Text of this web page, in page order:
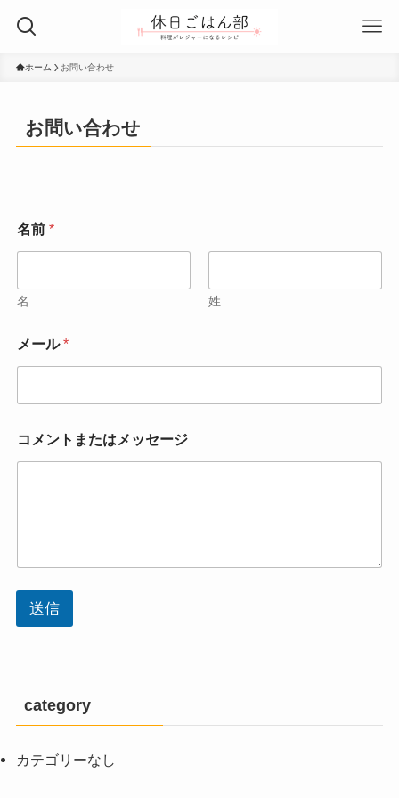
ホーム お問い合わせ
お問い合わせ
名前 *
名 姓
メール*
コメントまたはメッセージ
送信
category
カテゴリーなし